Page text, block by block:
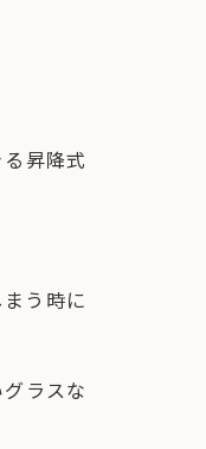
昇降式
う時に
ラスな